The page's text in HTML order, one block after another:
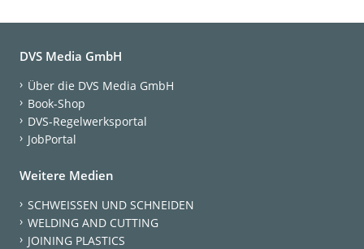
DVS Media GmbH
Über die DVS Media GmbH
Book-Shop
DVS-Regelwerksportal
JobPortal
Weitere Medien
SCHWEISSEN UND SCHNEIDEN
WELDING AND CUTTING
JOINING PLASTICS